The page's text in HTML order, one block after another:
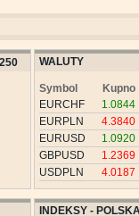
WALUTY
Symbol
Kupno
EURCHF
1.0844
EURPLN
4.3840
EURUSD
1.0920
GBPUSD
1.2369
USDPLN
4.0187
INDEKSY -